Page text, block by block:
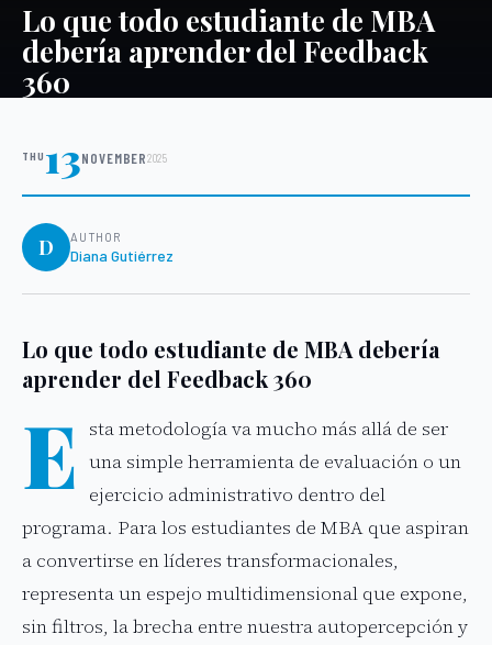
Lo que todo estudiante de MBA
debería aprender del Feedback
360
THU 13NOVEMBER2025
D AUTHOR
Diana Gutiérrez
Lo que todo estudiante de MBA debería
aprender del Feedback 360
E sta metodología va mucho más allá de ser
una simple herramienta de evaluación o un
ejercicio administrativo dentro del
programa. Para los estudiantes de MBA que aspiran
a convertirse en líderes transformacionales,
representa un espejo multidimensional que expone,
sin filtros, la brecha entre nuestra autopercepción y